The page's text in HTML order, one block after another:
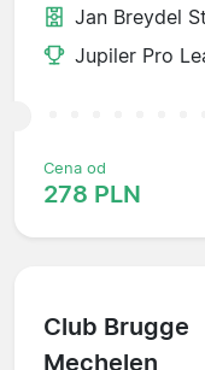
Jan Breydel
Jupiler Pro
Cena od
278 PLN
Club Brugge
Mechelen